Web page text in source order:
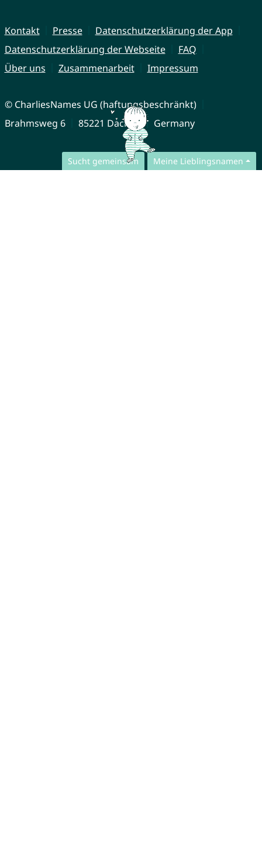
Sucht gemeinsam Meine Lieblingsnamen
Kontakt Presse
Datenschutzerklärung der App
Datenschutzerklärung der Webseite
FAQ
Über uns
Zusammenarbeit Impressum
© CharliesNames UG (haftungsbeschränkt)
Brahmsweg 6
85221 Dachau Germany